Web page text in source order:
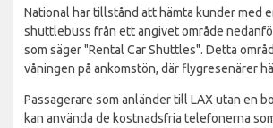
National har tillstånd att hämta kunder med
shuttlebuss från ett angivet område
som säger "Rental Car Shuttles". Detta
våningen på ankomstön, där flygresenärer
Passagerare som anländer till LAX utan en
kan använda de kostnadsfria telefonerna